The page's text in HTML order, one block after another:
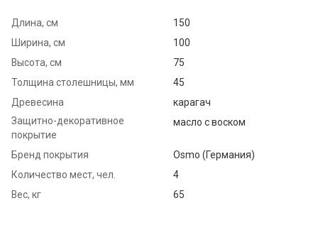
Длина, см
150
Ширина, см
100
Высота, см
75
Толщина столешницы, мм
45
Древесина
карагач
Защитно-декоративное
покрытие
масло с воском
Бренд покрытия
Osmo (Германия)
Количество мест, чел.
4
Вес, кг
65